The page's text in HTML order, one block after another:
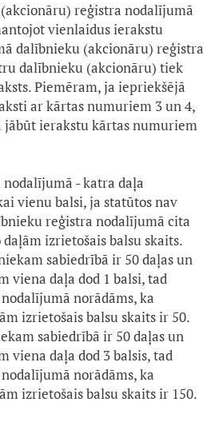
reģistra nodalījumā
vienlaidus ierakstu
dalībnieku (akcionāru) reģistra
dalībnieku (akcionāru) tiek
Piemēram, ja iepriekšējā
ar kārtas numuriem 3 un 4,
ierakstu kārtas numuriem
- katra daļa
vienu balsi, ja statūtos nav
reģistra nodalījumā cita
izrietošais balsu skaits.
sabiedrībā ir 50 daļas un
viena daļa dod 1 balsi, tad
norādāms, ka
izrietošais balsu skaits ir 50.
sabiedrībā ir 50 daļas un
viena daļa dod 3 balsis, tad
norādāms, ka
izrietošais balsu skaits ir 150.